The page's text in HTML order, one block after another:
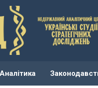
Аналітика